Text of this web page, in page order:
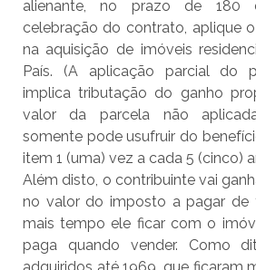
alienante, no prazo de 180
celebração do contrato, aplique
na aquisição de imóveis
País. (A aplicação parcial do
implica tributação do ganho
valor da parcela não
somente pode usufruir do
item 1 (uma) vez a cada 5 (cinco)
Além disto, o contribuinte vai
no valor do imposto a pagar de
mais tempo ele ficar com o
paga quando vender. Como